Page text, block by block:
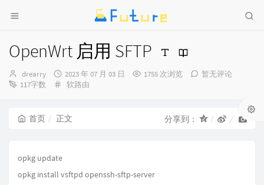
OpenWrt 启用 SFTP
博
主：
drearry
发
布
2023 年 07 月 03 日 1755 次浏览
暂无评论
117字数
分
软路由
首页 正文 分享到：
opkg update
opkg install vsftpd openssh-sftp-server